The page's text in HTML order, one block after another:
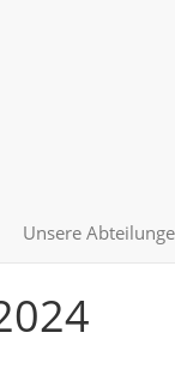
Unsere